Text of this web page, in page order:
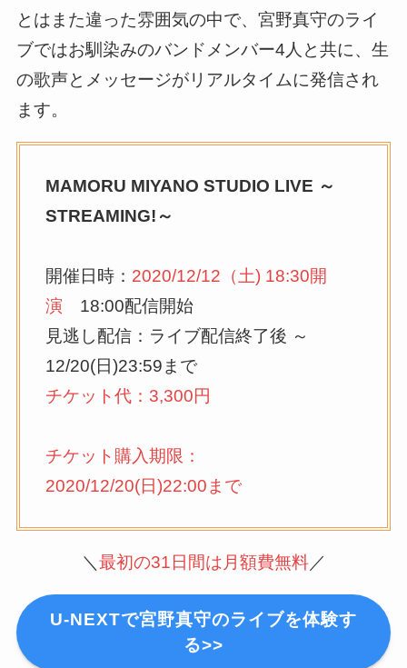
とはまた違った雰囲気の中で、宮野真守のライ
ブではお馴染みのバンドメンバー4人と共に、生
の歌声とメッセージがリアルタイムに発信され
ます。
MAMORU MIYANO STUDIO LIVE ～
STREAMING!～
開催日時： 2020/12/12（土) 18:30開
演 18:00配信開始
見逃し配信：ライブ配信終了後 ～
12/20(日)23:59まで
チケット代：3,300円
チケット購入期限：
2020/12/20(日)22:00まで
＼最初の31日間は月額費無料／
U-NEXTで宮野真守のライブを体験す
る>>